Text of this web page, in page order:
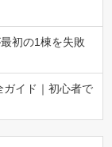
初の1棟を失敗
ガイド｜初心者で